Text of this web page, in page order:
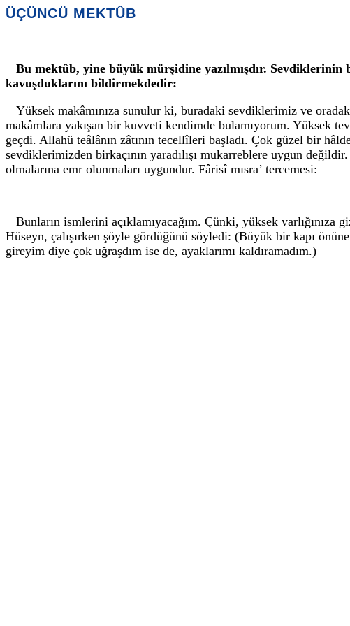
ÜÇÜNCÜ MEKTÛB
Bu mektûb, yine büyük mürşidine yazılmışdır.
kavuşduklarını bildirmekdedir:
Yüksek makâmınıza sunulur ki, buradaki sevdiklerimiz ve
makâmlara yakışan bir kuvveti kendimde bulamıyorum. Yüksek
geçdi. Allahü teâlânın zâtının tecellîleri başladı. Çok güzel bir
sevdiklerimizden birkaçının yaradılışı mukarreblere uygun
olmalarına emr olunmaları uygundur. Fârisî mısra’ tercemesi:
Bunların ismlerini açıklamıyacağım. Çünki, yüksek
Hüseyn, çalışırken şöyle gördüğünü söyledi: (Büyük bir kapı
gireyim diye çok uğraşdım ise de, ayaklarımı kaldıramadım.)